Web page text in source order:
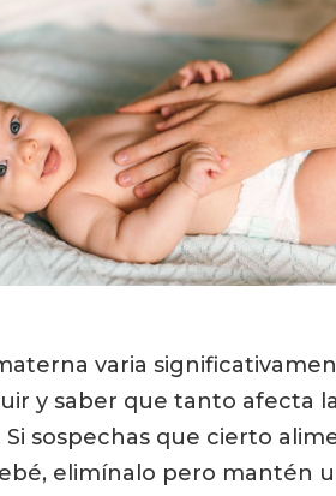
varia
y saber que tanto afecta
sospechas que cierto
elimínalo pero mantén